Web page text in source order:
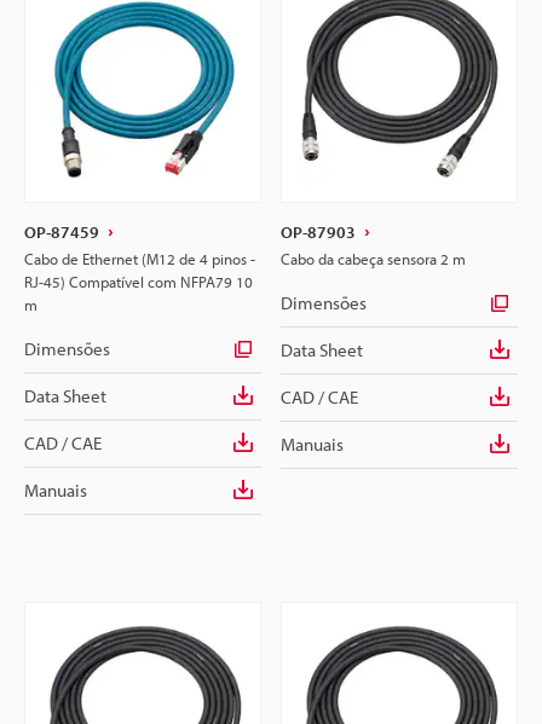
OP-87459
Cabo de Ethernet (M12 de 4 pinos -
RJ-45) Compatível com NFPA79 10
m
Dimensões
Data Sheet
CAD / CAE
Manuais
OP-87903
Cabo da cabeça sensora 2 m
Dimensões
Data Sheet
CAD / CAE
Manuais